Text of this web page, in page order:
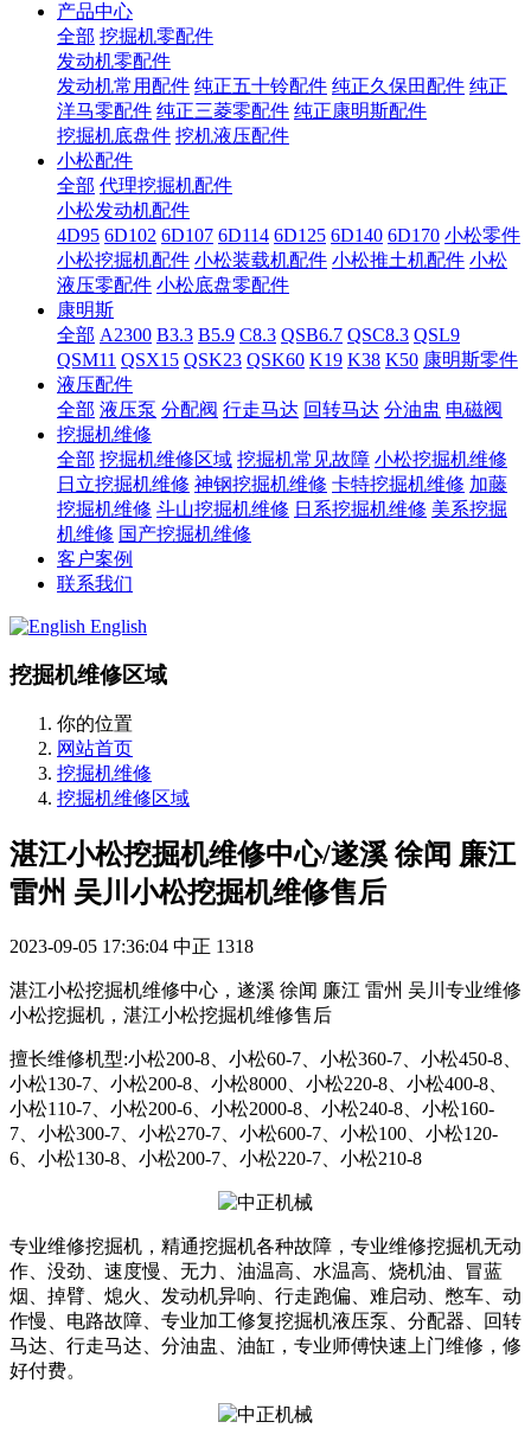
产品中心
全部 挖掘机零配件
发动机零配件
发动机常用配件 纯正五十铃配件 纯正久保田配件 纯正
洋马零配件 纯正三菱零配件 纯正康明斯配件
挖掘机底盘件 挖机液压配件
小松配件
全部 代理挖掘机配件
小松发动机配件
4D95 6D102 6D107 6D114 6D125 6D140 6D170 小松零件
小松挖掘机配件 小松装载机配件 小松推土机配件 小松
液压零配件 小松底盘零配件
康明斯
全部 A2300 B3.3 B5.9 C8.3 QSB6.7 QSC8.3 QSL9
QSM11 QSX15 QSK23 QSK60 K19 K38 K50 康明斯零件
液压配件
全部 液压泵 分配阀 行走马达 回转马达 分油盅 电磁阀
挖掘机维修
全部 挖掘机维修区域 挖掘机常见故障 小松挖掘机维修
日立挖掘机维修 神钢挖掘机维修 卡特挖掘机维修 加藤
挖掘机维修 斗山挖掘机维修 日系挖掘机维修 美系挖掘
机维修 国产挖掘机维修
客户案例
联系我们
English
挖掘机维修区域
你的位置
网站首页
挖掘机维修
挖掘机维修区域
湛江小松挖掘机维修中心/遂溪 徐闻 廉江
雷州 吴川小松挖掘机维修售后
2023-09-05 17:36:04 中正 1318
湛江小松挖掘机维修中心，遂溪 徐闻 廉江 雷州 吴川专业维修
小松挖掘机，湛江小松挖掘机维修售后
擅长维修机型:小松200-8、小松60-7、小松360-7、小松450-8、
小松130-7、小松200-8、小松8000、小松220-8、小松400-8、
小松110-7、小松200-6、小松2000-8、小松240-8、小松160-
7、小松300-7、小松270-7、小松600-7、小松100、小松120-
6、小松130-8、小松200-7、小松220-7、小松210-8
专业维修挖掘机，精通挖掘机各种故障，专业维修挖掘机无动
作、没劲、速度慢、无力、油温高、水温高、烧机油、冒蓝
烟、掉臂、熄火、发动机异响、行走跑偏、难启动、憋车、动
作慢、电路故障、专业加工修复挖掘机液压泵、分配器、回转
马达、行走马达、分油盅、油缸，专业师傅快速上门维修，修
好付费。